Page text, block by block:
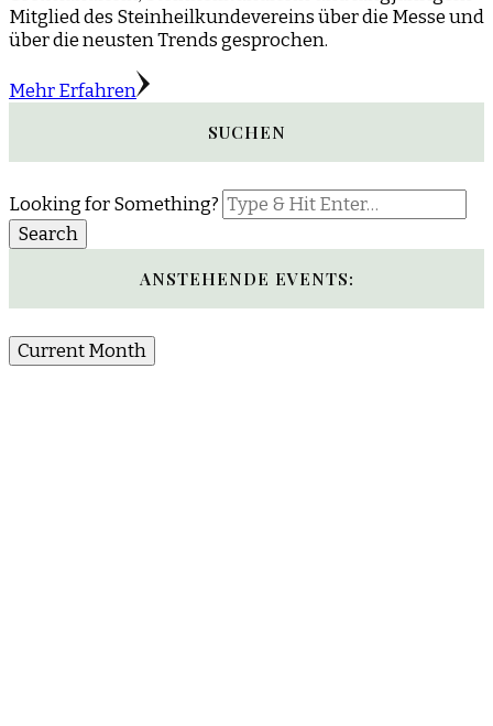
Mitglied des Steinheilkundevereins über die Messe und
über die neusten Trends gesprochen.
Mehr Erfahren
SUCHEN
Looking for Something?
ANSTEHENDE EVENTS:
Current Month